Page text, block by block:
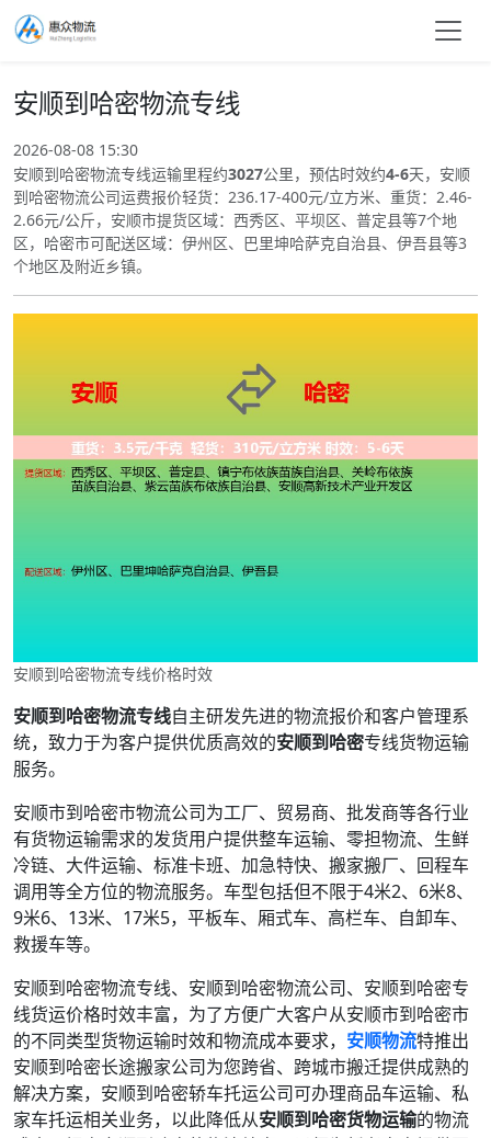
安顺到哈密物流专线
2026-08-08 15:30
安顺到哈密物流专线运输里程约3027公里，预估时效约4-6天，安顺
到哈密物流公司运费报价轻货：236.17-400元/立方米、重货：2.46-
2.66元/公斤，安顺市提货区域：西秀区、平坝区、普定县等7个地
区，哈密市可配送区域：伊州区、巴里坤哈萨克自治县、伊吾县等3
个地区及附近乡镇。
安顺到哈密物流专线价格时效
安顺到哈密物流专线自主研发先进的物流报价和客户管理系
统，致力于为客户提供优质高效的安顺到哈密专线货物运输
服务。
安顺市到哈密市物流公司为工厂、贸易商、批发商等各行业
有货物运输需求的发货用户提供整车运输、零担物流、生鲜
冷链、大件运输、标准卡班、加急特快、搬家搬厂、回程车
调用等全方位的物流服务。车型包括但不限于4米2、6米8、
9米6、13米、17米5，平板车、厢式车、高栏车、自卸车、
救援车等。
安顺到哈密物流专线、安顺到哈密物流公司、安顺到哈密专
线货运价格时效丰富，为了方便广大客户从安顺市到哈密市
的不同类型货物运输时效和物流成本要求， 安顺物流特推出
安顺到哈密长途搬家公司为您跨省、跨城市搬迁提供成熟的
解决方案，安顺到哈密轿车托运公司可办理商品车运输、私
家车托运相关业务，以此降低从安顺到哈密货物运输的物流